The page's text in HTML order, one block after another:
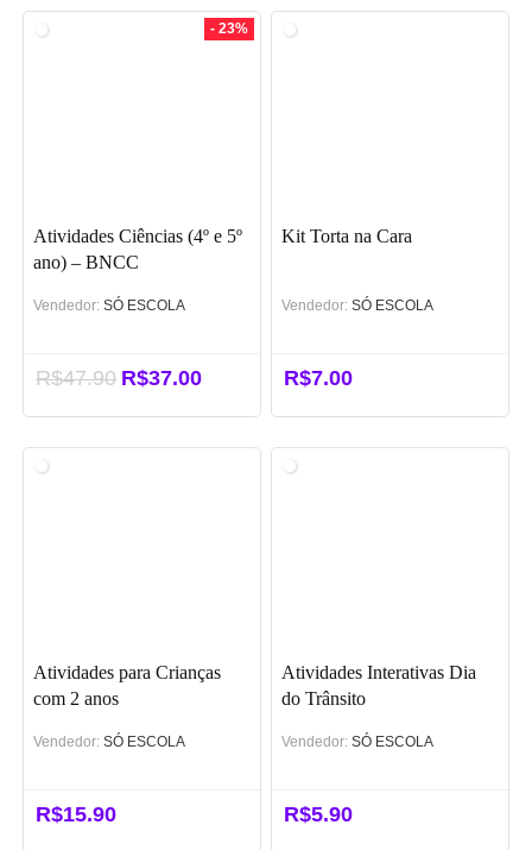
era:
é:
R$15.00.
- 23%
Atividades Ciências (4º e 5º
ano) – BNCC
Vendedor: SÓ ESCOLA
R$47.90 O
original
era:
R$37.00O
atual
é:
Kit Torta na Cara
Vendedor: SÓ ESCOLA
R$7.00
Atividades para Crianças
com 2 anos
Vendedor: SÓ ESCOLA
R$15.90
Atividades Interativas Dia
do Trânsito
Vendedor: SÓ ESCOLA
R$5.90